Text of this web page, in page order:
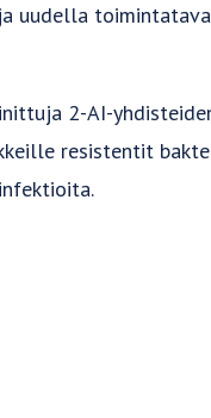
uudella
2-AI-
resistentit